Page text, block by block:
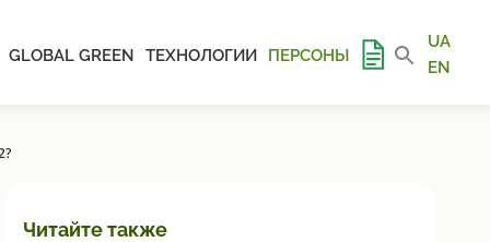
GLOBAL GREEN ТЕХНОЛОГИИ ПЕРСОНЫ
UA
EN
Читайте также